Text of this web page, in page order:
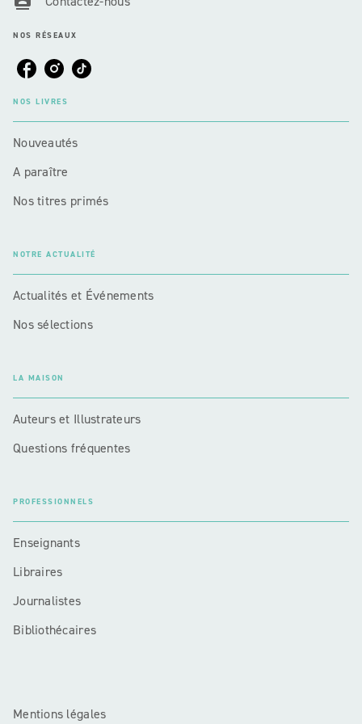
NOS RÉSEAUX
NOS LIVRES
Nouveautés
A paraître
Nos titres primés
NOTRE ACTUALITÉ
Actualités et Événements
Nos sélections
LA MAISON
Auteurs et Illustrateurs
Questions fréquentes
PROFESSIONNELS
Enseignants
Libraires
Journalistes
Bibliothécaires
Mentions légales